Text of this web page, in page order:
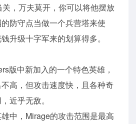
，万夫莫开，你可以将他摆放
防守点当做一个兵营塔来使
升级十字军来的划算得多。
版中新加入的一个特色英雄，
高，但攻击速度快，且各种奇
近乎无敌。
中，Mirage的攻击范围是最高